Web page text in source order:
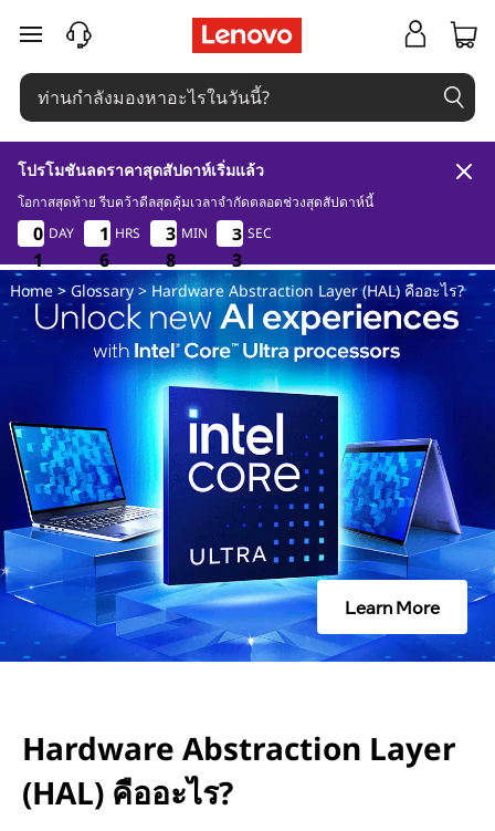
H
a
d
w
a
r
e
b
t
r
a
ข้ามไปที่เนื้อหาหลัก
โปรโมชันลดราคาสุดสัปดาห์เริ่มแล้ว
โอกาสสุดท้าย รีบคว้าดีลสุดคุ้มเวลาจำกัดตลอดช่วงสุดสัปดาห์นี้
0
1
0
1
0
1
0
1
DAY
1
6
1
6
1
6
1
6
HRS
3
8
3
8
3
8
3
8
MIN 3
3
3
2
3
3
3
2
SEC
Home> Glossary> Hardware Abstraction Layer (HAL) คืออะไร?
Learn More
Hardware Abstraction Layer
(HAL) คืออะไร?